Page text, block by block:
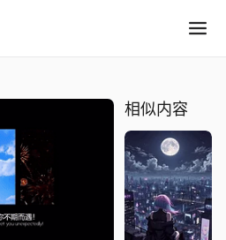
相似内容